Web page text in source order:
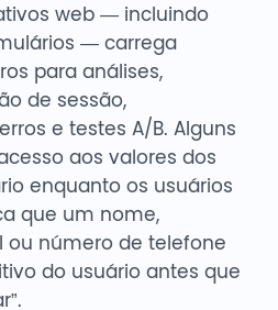
web — incluindo
— carrega
para análises,
de sessão,
e testes A/B. Alguns
aos valores dos
enquanto os usuários
que um nome,
número de telefone
do usuário antes que